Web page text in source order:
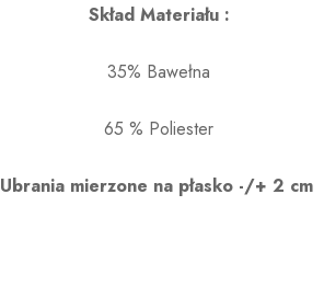
Skład Materiału :
35% Bawełna
65 % Poliester
Ubrania mierzone na płasko -/+ 2 cm